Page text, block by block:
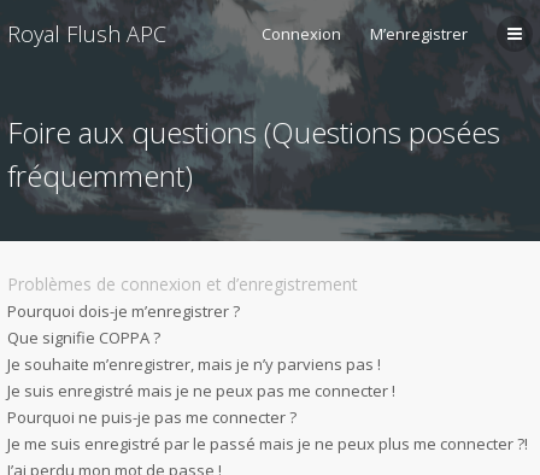
Royal Flush APC Connexion M’enregistrer
Foire aux questions (Questions posées
fréquemment)
Problèmes de connexion et d’enregistrement
Pourquoi dois-je m’enregistrer ?
Que signifie COPPA ?
Je souhaite m’enregistrer, mais je n’y parviens pas !
Je suis enregistré mais je ne peux pas me connecter !
Pourquoi ne puis-je pas me connecter ?
Je me suis enregistré par le passé mais je ne peux plus me connecter ?!
J’ai perdu mon mot de passe !